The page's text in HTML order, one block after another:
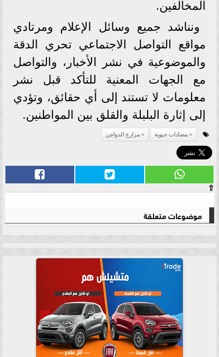
المخالفين.
ونناشد جميع وسائل الإعلام ومرتادي
مواقع التواصل الاجتماعي تحري الدقة
والموضوعية في نشر الأخبار، والتواصل
مع الجهات المعنية للتأكد قبل نشر
معلومات لا تستند إلى أي حقائق، وتؤدي
إلى إثارة البلبلة والقلق بين المواطنين.
مضادات حيوية مزارع الدواجن
⇧
موضوعات متعلقة